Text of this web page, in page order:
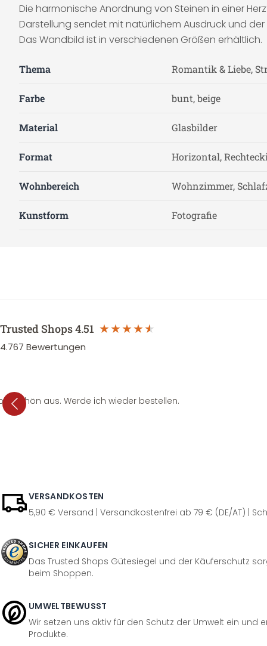
Die harmonische Anordnung von Steinen in einer
Darstellung sendet mit natürlichem Ausdruck und
Das Wandbild ist in verschiedenen Größen erhältlich.
Thema Romantik & Liebe,
Farbe bunt, beige
Material Glasbilder
Format Horizontal,
Wohnbereich Wohnzimmer,
Kunstform Fotografie
Trusted Shops4.51
4.767 Bewertungen
schön aus. Werde ich wieder bestellen.
VERSANDKOSTEN
5,90 € Versand | Versandkostenfrei ab 79 € (DE/AT) |
SICHER EINKAUFEN
Das Trusted Shops Gütesiegel und der Käuferschutz
beim Shoppen.
UMWELTBEWUSST
Wir setzen uns aktiv für den Schutz der Umwelt ein und
Produkte.